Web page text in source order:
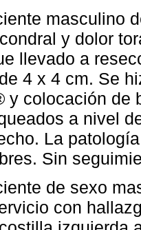
masculino
y dolor
llevado a
4 x 4 cm. Se
y colocación de
a nivel
La
Sin
de sexo
con